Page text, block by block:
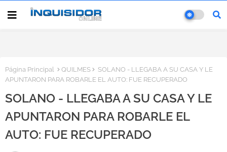
Página Principal QUILMES
SOLANO - LLEGABA A SU CASA Y LE
APUNTARON PARA ROBARLE EL AUTO: FUE RECUPERADO
SOLANO - LLEGABA A SU CASA Y LE
APUNTARON PARA ROBARLE EL
AUTO: FUE RECUPERADO